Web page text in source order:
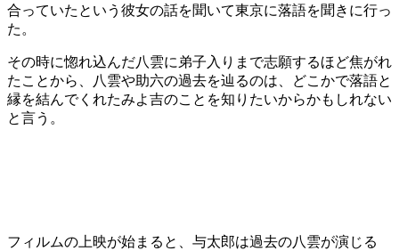
合っていたという彼女の話を聞いて東京に落語を聞きに行っ
た。
その時に惚れ込んだ八雲に弟子入りまで志願するほど焦がれ
たことから、八雲や助六の過去を辿るのは、どこかで落語と
縁を結んでくれたみよ吉のことを知りたいからかもしれない
と言う。
フィルムの上映が始まると、与太郎は過去の八雲が演じる